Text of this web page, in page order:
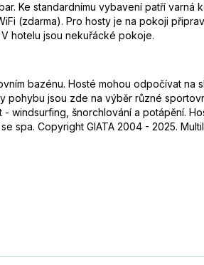
Ke standardnímu vybavení patří varná
(zdarma). Pro hosty je na pokoji
hotelu jsou nekuřácké pokoje.
bazénu. Hosté mohou odpočívat na
jsou zde na výběr různé
šnorchlování a potápění.
spa. Copyright GIATA 2004 - 2025.